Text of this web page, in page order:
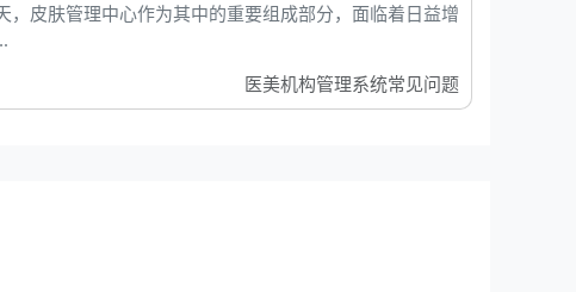
，皮肤管理中心作为其中的重要组成部分，面临着日益增
医美机构管理系统常见问题